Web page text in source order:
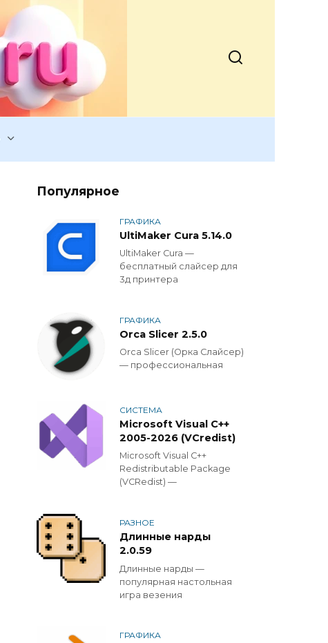
Популярное
ГРАФИКА
UltiMaker Cura 5.14.0
UltiMaker Cura —
бесплатный слайсер для
3д принтера
ГРАФИКА
Orca Slicer 2.5.0
Orca Slicer (Орка Слайсер)
— профессиональная
СИСТЕМА
Microsoft Visual C++
2005-2026 (VCredist)
Microsoft Visual C++
Redistributable Package
(VCRedist) —
РАЗНОЕ
Длинные нарды
2.0.59
Длинные нарды —
популярная настольная
игра везения
ГРАФИКА